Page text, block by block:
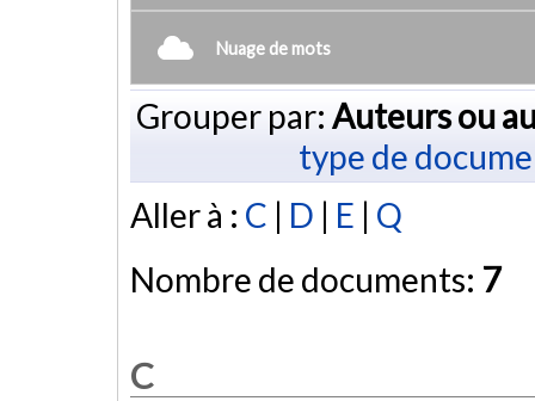
Nuage de mots
Grouper par: Auteurs ou
type de
Aller à : C | D | E | Q
Nombre de documents: 7
C